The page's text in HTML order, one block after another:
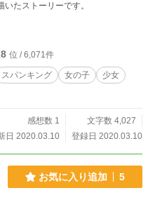
たストーリーです。
位 / 6,071件
スパンキング 女の子
少女
感想数 1
文字数 4,027
日 2020.03.10
登録日 2020.03.10
お気に入り追加 5